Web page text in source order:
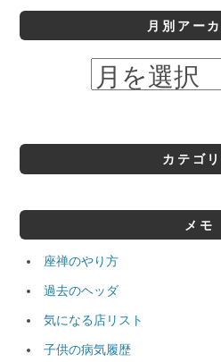
月別アー
カテゴ
メモ
座禅のやり方
過去のヘッダ
気になる店リスト
子供の病気履歴